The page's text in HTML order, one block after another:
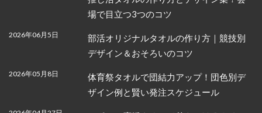
場で目立つ3つのコツ
2026年06月5日
部活オリジナルタオルの作り方｜競技別
デザイン＆おそろいのコツ
2026年05月8日
体育祭タオルで団結力アップ！団色別デ
ザイン例と賢い発注スケジュール